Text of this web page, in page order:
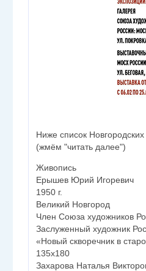
Ниже список
(жмём "читать далее")
Живопись
Ерышев Юрий Игоревич
1950 г.
Великий Новгород
Член Союза художников
Заслуженный художник
«Новый скворечник в
135х180
Захарова Наталья